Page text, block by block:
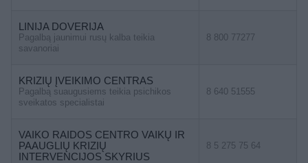
LINIJA DOVERIJA
Pagalbą jaunimui rusų kalba teikia
savanoriai
8 800 77277
KRIZIŲ ĮVEIKIMO CENTRAS
Pagalbą suaugusiems teikia psichikos
sveikatos specialistai
8 640 51555
VAIKO RAIDOS CENTRO VAIKŲ IR
PAAUGLIŲ KRIZIŲ
INTERVENCIJOS SKYRIUS
8 5 275 75 64